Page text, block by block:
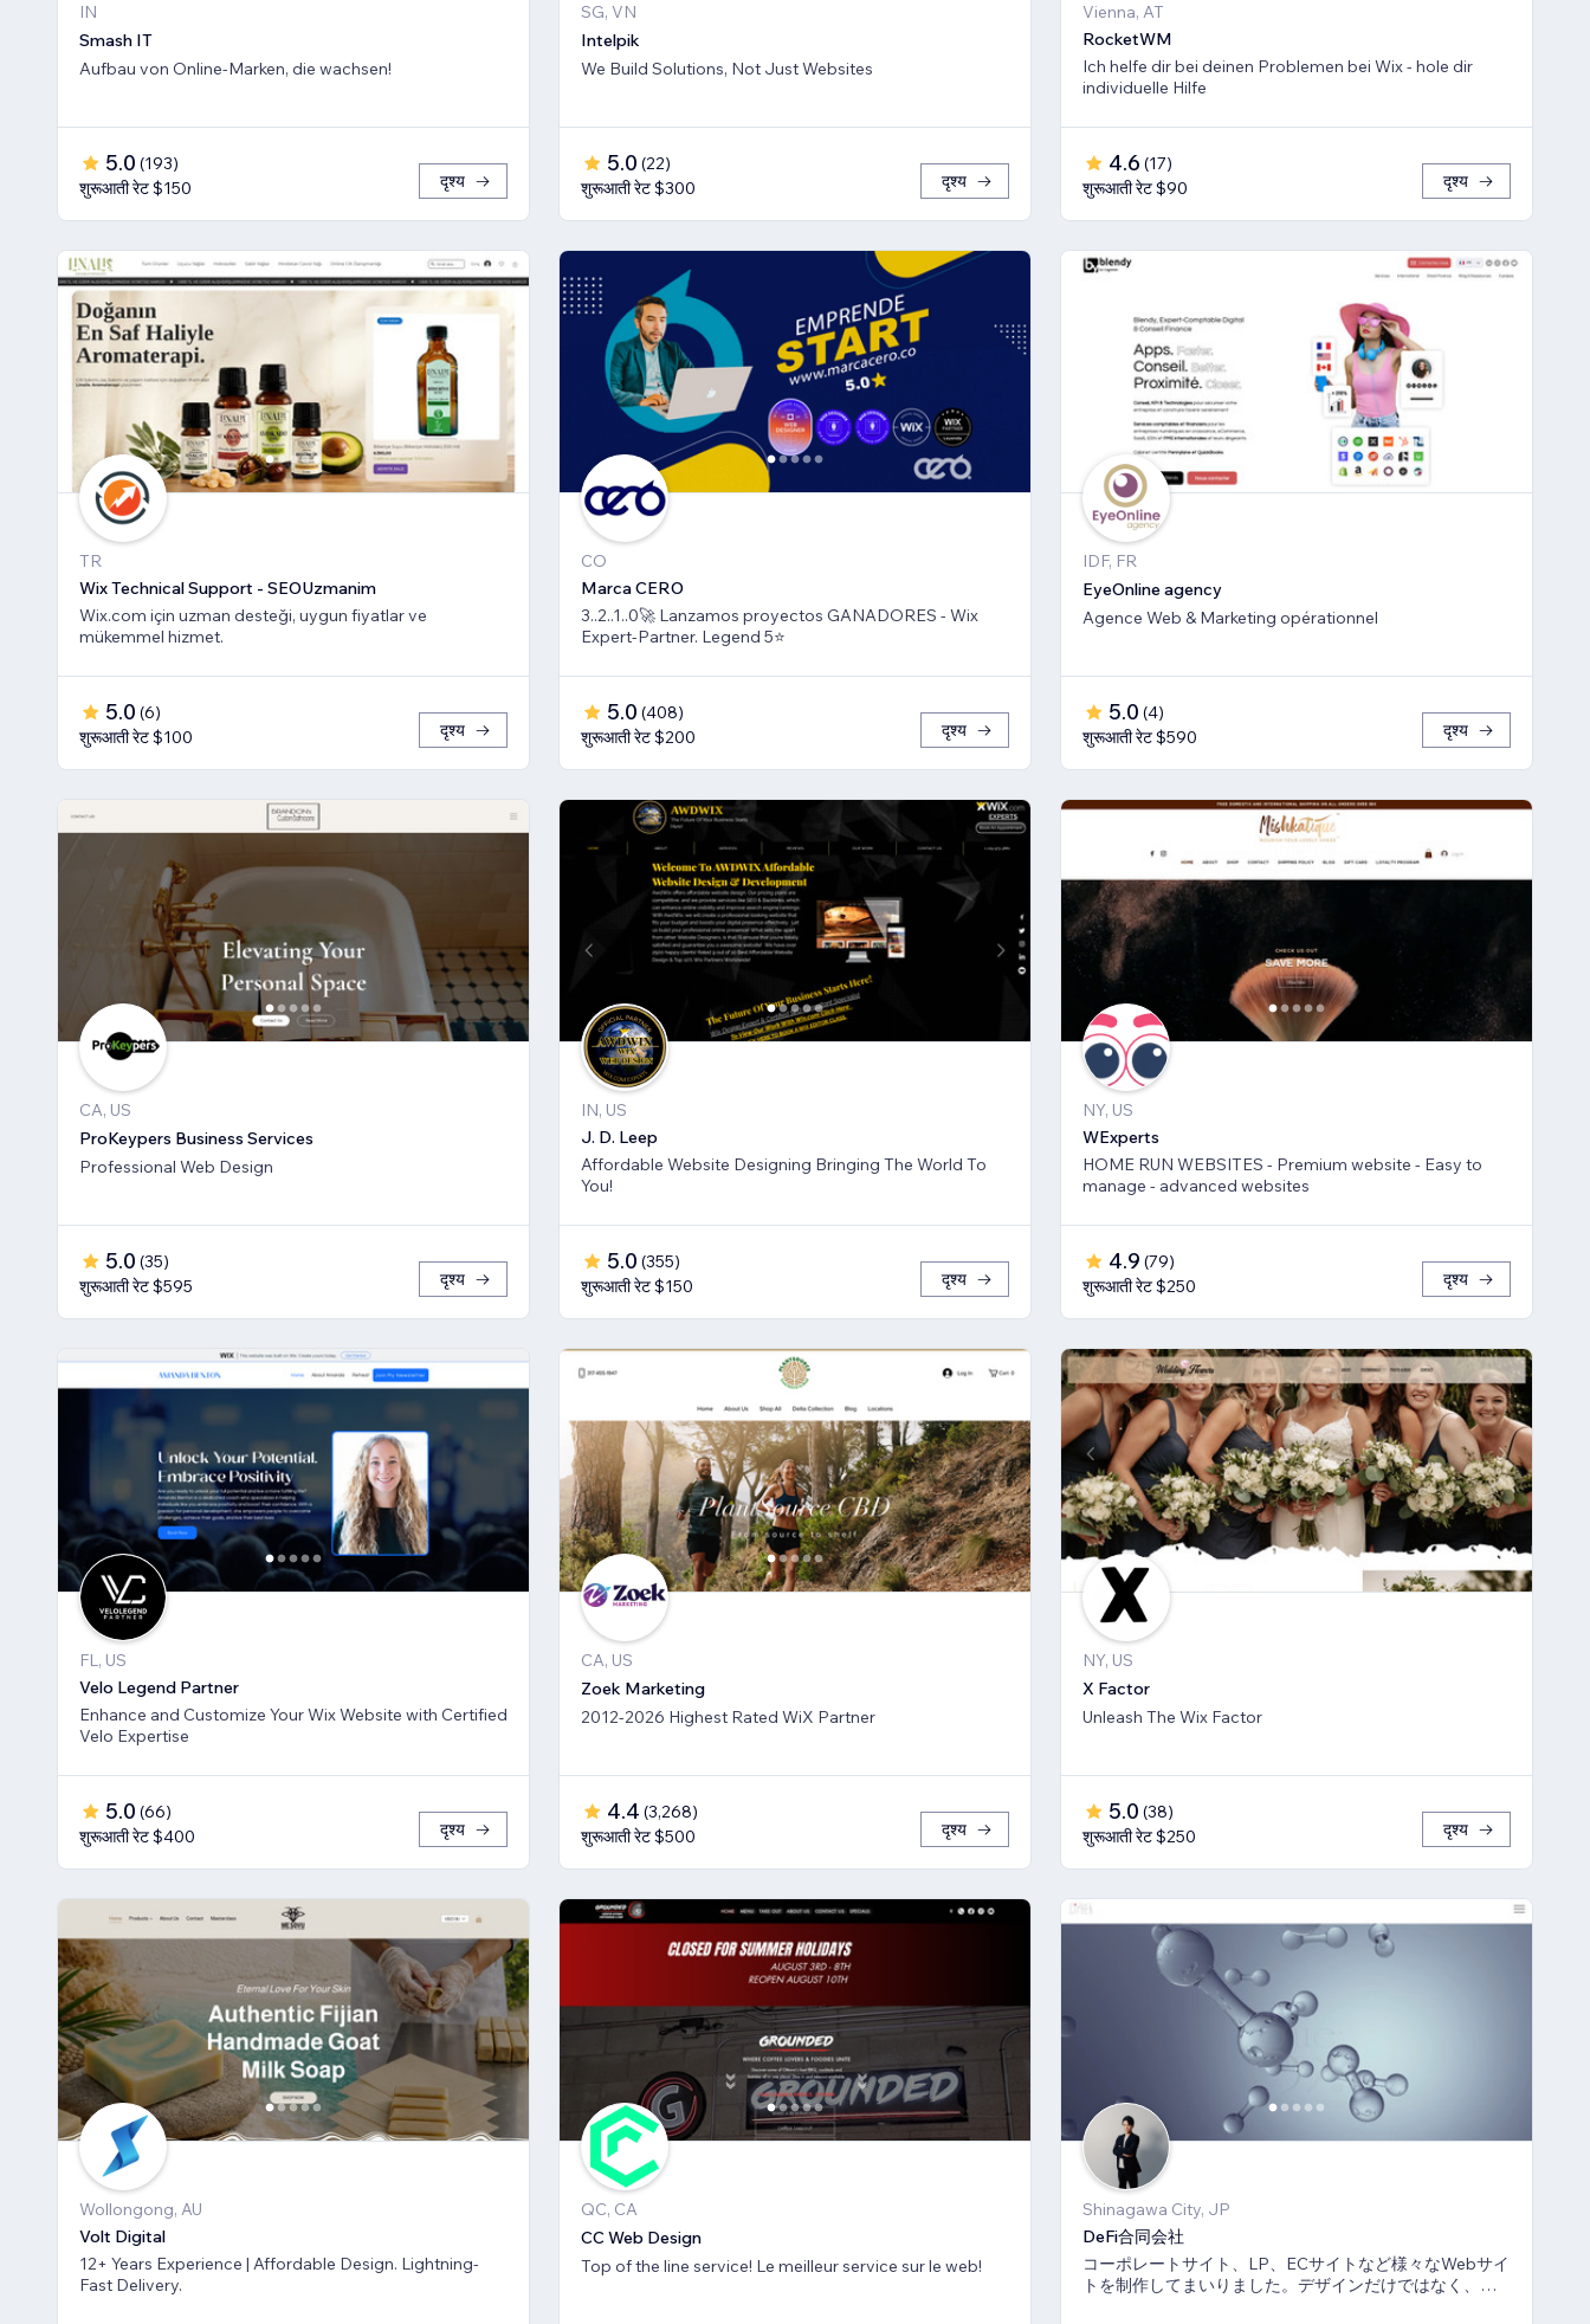
IN
Smash IT
Aufbau von Online-Marken, die wachsen!
5.0 (193)
शुरूआती रेट $150
दृश्य
SG, VN
Intelpik
We Build Solutions, Not Just Websites
5.0 (22)
शुरूआती रेट $300
दृश्य
Vienna, AT
RocketWM
Ich helfe dir bei deinen Problemen bei Wix - hole dir
individuelle Hilfe
4.6 (17)
शुरूआती रेट $90
दृश्य
TR
Wix Technical Support - SEOUzmanim
Wix.com için uzman desteği, uygun fiyatlar ve
mükemmel hizmet.
5.0 (6)
शुरूआती रेट $100
दृश्य
CO
Marca CERO
3..2..1..0🚀 Lanzamos proyectos GANADORES - Wix
Expert-Partner. Legend 5⭐️
5.0 (408)
शुरूआती रेट $200
दृश्य
IDF, FR
EyeOnline agency
Agence Web & Marketing opérationnel
5.0 (4)
शुरूआती रेट $590
दृश्य
CA, US
ProKeypers Business Services
Professional Web Design
5.0 (35)
शुरूआती रेट $595
दृश्य
IN, US
J. D. Leep
Affordable Website Designing Bringing The World To
You!
5.0 (355)
शुरूआती रेट $150
दृश्य
NY, US
WExperts
HOME RUN WEBSITES - Premium website - Easy to
manage - advanced websites
4.9 (79)
शुरूआती रेट $250
दृश्य
FL, US
Velo Legend Partner
Enhance and Customize Your Wix Website with Certified
Velo Expertise
5.0 (66)
शुरूआती रेट $400
दृश्य
CA, US
Zoek Marketing
2012-2026 Highest Rated WiX Partner
4.4 (3,268)
शुरूआती रेट $500
दृश्य
NY, US
X Factor
Unleash The Wix Factor
5.0 (38)
शुरूआती रेट $250
दृश्य
Wollongong, AU
Volt Digital
12+ Years Experience | Affordable Design. Lightning-
Fast Delivery.
QC, CA
CC Web Design
Top of the line service! Le meilleur service sur le web!
Shinagawa City, JP
DeFi合同会社
コーポレートサイト、LP、ECサイトなど様々なWebサイ
トを制作してまいりました。デザインだけではなく、マ